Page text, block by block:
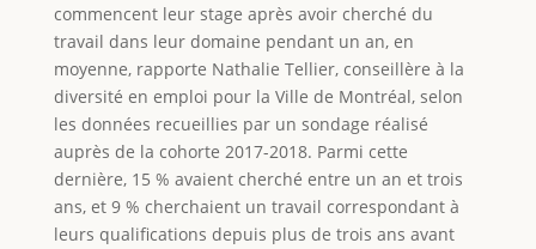
commencent leur stage après avoir cherché du
travail dans leur domaine pendant un an, en
moyenne, rapporte Nathalie Tellier, conseillère à la
diversité en emploi pour la Ville de Montréal, selon
les données recueillies par un sondage réalisé
auprès de la cohorte 2017-2018. Parmi cette
dernière, 15 % avaient cherché entre un an et trois
ans, et 9 % cherchaient un travail correspondant à
leurs qualifications depuis plus de trois ans avant